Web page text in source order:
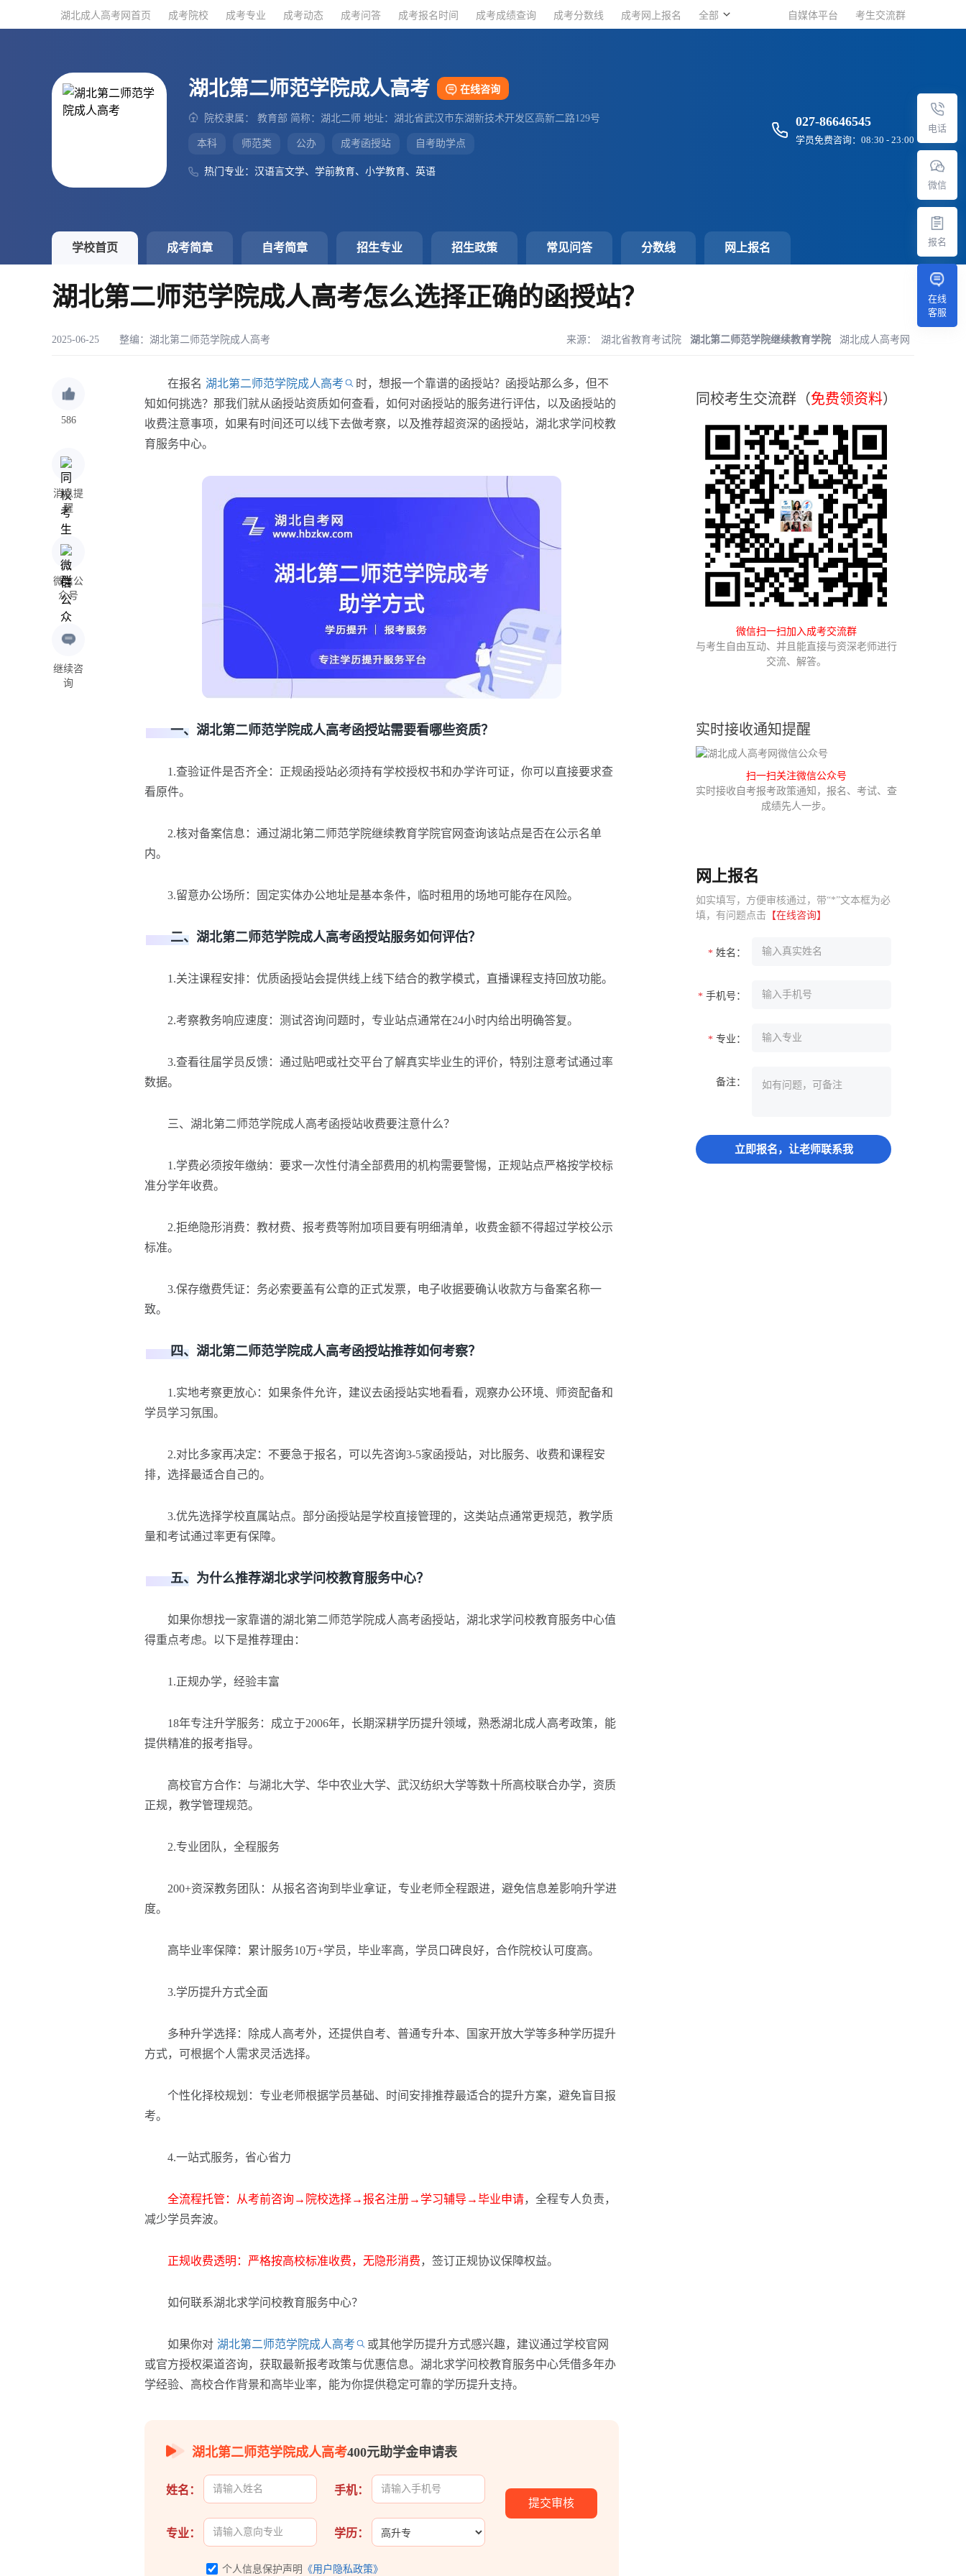
湖北成人高考网首页 成考院校 成考专业 成考动态 成考问答 成考报名时间 成考成绩查询 成考分数线 成考网上报名 全部 自媒体平台 考生交流群
湖北第二师范学院成人高考 在线咨询
院校隶属： 教育部 简称：湖北二师 地址：湖北省武汉市东湖新技术开发区高新二路129号
本科 师范类 公办 成考函授站 自考助学点
热门专业：汉语言文学、学前教育、小学教育、英语
027-86646545
学员免费咨询：08:30 - 23:00
学校首页 成考简章 自考简章 招生专业 招生政策 常见问答 分数线 网上报名
电话
微信
报名
在线
客服
湖北第二师范学院成人高考怎么选择正确的函授站？
2025-06-25 整编： 湖北第二师范学院成人高考 来源： 湖北省教育考试院 湖北第二师范学院继续教育学院 湖北成人高考网
586
消息提
醒
微信公
众号
继续咨
询
在报名 湖北第二师范学院成人高考
时，想报一个靠谱的函授站？函授站那么多，但不
知如何挑选？那我们就从函授站资质如何查看，如何对函授站的服务进行评估，以及函授站的
收费注意事项，如果有时间还可以线下去做考察，以及推荐超资深的函授站，湖北求学问校教
育服务中心。
一、湖北第二师范学院成人高考函授站需要看哪些资质？
1.查验证件是否齐全：正规函授站必须持有学校授权书和办学许可证，你可以直接要求查
看原件。
2.核对备案信息 ： 通过湖北第二师范学院继续教育学院官网查询该站点是否在公示名单
内。
3.留意办公场所： 固定实体办公地址是基本条件，临时租用的场地可能存在风险。
二、湖北第二师范学院成人高考函授站服务如何评估？
1.关注课程安排： 优质函授站会提供线上线下结合的教学模式，直播课程支持回放功能。
2.考察教务响应速度： 测试咨询问题时，专业站点通常在24小时内给出明确答复。
3.查看往届学员反馈： 通过贴吧或社交平台了解真实毕业生的评价，特别注意考试通过率
数据。
三、湖北第二师范学院成人高考函授站收费要注意什么？
1.学费必须按年缴纳 ： 要求一次性付清全部费用的机构需要警惕，正规站点严格按学校标
准分学年收费。
2.拒绝隐形消费 ： 教材费、报考费等附加项目要有明细清单，收费金额不得超过学校公示
标准。
3.保存缴费凭证 ： 务必索要盖有公章的正式发票，电子收据要确认收款方与备案名称一
致。
四、湖北第二师范学院成人高考函授站推荐如何考察？
1.实地考察更放心： 如果条件允许，建议去函授站实地看看，观察办公环境、师资配备和
学员学习氛围。
2.对比多家再决定 ： 不要急于报名，可以先咨询3-5家函授站，对比服务、收费和课程安
排，选择最适合自己的。
3.优先选择学校直属站点。部分函授站是学校直接管理的，这类站点通常更规范，教学质
量和考试通过率更有保障。
五、为什么推荐湖北求学问校教育服务中心？
如果你想找一家靠谱的湖北第二师范学院成人高考函授站，湖北求学问校教育服务中心值
得重点考虑。以下是推荐理由：
1.正规办学，经验丰富
18年专注升学服务：成立于2006年，长期深耕学历提升领域，熟悉湖北成人高考政策，能
提供精准的报考指导。
高校官方合作：与湖北大学、华中农业大学、武汉纺织大学等数十所高校联合办学，资质
正规，教学管理规范。
2.专业团队，全程服务
200+资深教务团队：从报名咨询到毕业拿证，专业老师全程跟进，避免信息差影响升学进
度。
高毕业率保障：累计服务10万+学员，毕业率高，学员口碑良好，合作院校认可度高。
3.学历提升方式全面
多种升学选择：除成人高考外，还提供自考、普通专升本、国家开放大学等多种学历提升
方式，可根据个人需求灵活选择。
个性化择校规划：专业老师根据学员基础、时间安排推荐最适合的提升方案，避免盲目报
考。
4.一站式服务，省心省力
全流程托管：从考前咨询→院校选择→报名注册→学习辅导→毕业申请，全程专人负责，
减少学员奔波。
正规收费透明：严格按高校标准收费，无隐形消费，签订正规协议保障权益。
如何联系湖北求学问校教育服务中心？
如果你对 湖北第二师范学院成人高考
或其他学历提升方式感兴趣，建议通过学校官网
或官方授权渠道咨询，获取最新报考政策与优惠信息。湖北求学问校教育服务中心凭借多年办
学经验、高校合作背景和高毕业率，能为你提供稳定可靠的学历提升支持。
湖北第二师范学院成人高考400元助学金申请表
姓名： 手机：
专业： 学历：
个人信息保护声明 《用户隐私政策》
同校考生交流群（免费领资料）
微信扫一扫加入成考交流群
与考生自由互动、并且能直接与资深老师进行
交流、解答。
湖北成人高考网首页 成考院校 成考专业 成考动态 成考问答 成考报名时间 成考成绩查询 成考分数线 成考网上报名 全部 自媒体平台 考生交流群
实时接收通知提醒
扫一扫关注微信公众号
实时接收自考报考政策通知，报名、考试、查
成绩先人一步。
网上报名
如实填写，方便审核通过，带“*”文本框为必
填，有问题点击 【在线咨询】
* 姓名：
* 手机号：
* 专业：
备注：